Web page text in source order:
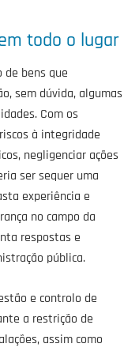
todo o lugar
de bens que
sem dúvida, algumas
Com os
à integridade
negligenciar ações
ser sequer uma
experiência e
no campo da
respostas e
pública.
e controlo de
a restrição de
assim como